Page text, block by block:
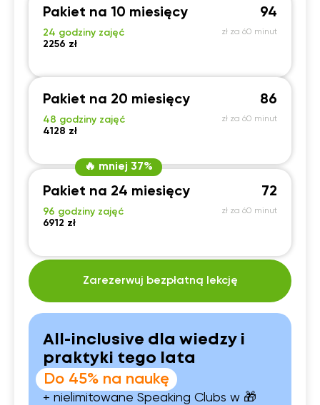
Pakiet na 10 miesięcy
24 godziny zajęć
2256 zł
94
zł za 60 minut
Pakiet na 20 miesięcy
48 godziny zajęć
4128 zł
86
zł za 60 minut
🔥 mniej 37%
Pakiet na 24 miesięcy
96 godziny zajęć
6912 zł
72
zł za 60 minut
Zarezerwuj bezpłatną lekcję
All-inclusive dla wiedzy i
praktyki tego lata
Do 45% na naukę
+ nielimitowane Speaking Clubs w 🎁